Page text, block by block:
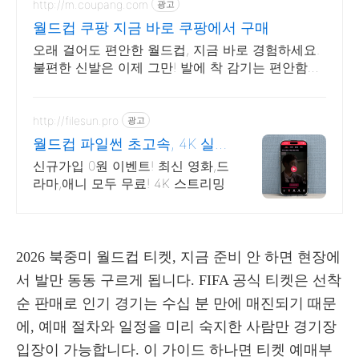
http://m.coupang.com 광고
월드컵 쿠팡 지금 바로 쿠팡에서 구매
오래 걸어도 편안한 월드컵, 지금 바로 경험하세요.
불편한 신발은 이제 그만! 발에 착 감기는 편안함을
http://filesun.pro 광고
월드컵 파일썬 초고속, 4K 실시
간 보기!
신규가입 0원 이벤트! 최신 영화,드
라마,애니 모두 무료! 4K 스트리밍
2026 북중미 월드컵 티켓, 지금 준비 안 하면 현장에
서 발만 동동 구르게 됩니다. FIFA 공식 티켓은 선착
순 판매로 인기 경기는 수십 분 만에 매진되기 때문
에, 예매 절차와 일정을 미리 숙지한 사람만 경기장
입장이 가능합니다. 이 가이드 하나면 티켓 예매부